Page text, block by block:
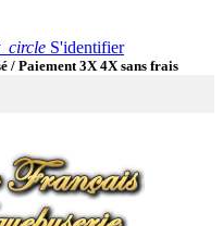
S'identifier
/ Paiement 3X 4X sans frais